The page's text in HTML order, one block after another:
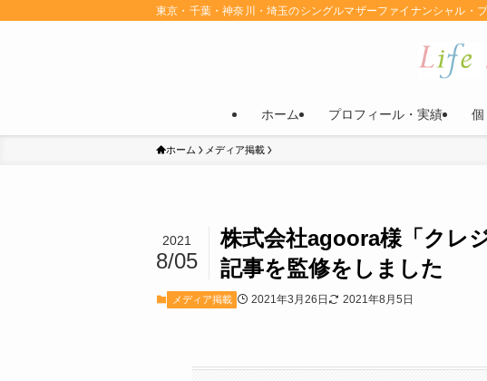
東京・千葉・神奈川・埼玉のシングルマザーファイナンシャル・
ホーム プロフィール・実績 個
ホーム メディア掲載
株式会社agoora様「クレ
記事を監修をしました
2021
8/05
メディア掲載 2021年3月26日 2021年8月5日